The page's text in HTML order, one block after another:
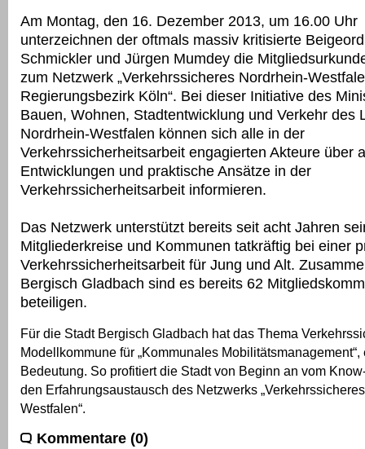
Am Montag, den 16. Dezember 2013, um 16.00 Uhr
unterzeichnen der oftmals massiv kritisierte
Schmickler und Jürgen Mumdey die
zum Netzwerk „Verkehrssicheres Nordrhein-
Regierungsbezirk Köln“. Bei dieser Initiative des
Bauen, Wohnen, Stadtentwicklung und Verkehr des
Nordrhein-Westfalen können sich alle in der
Verkehrssicherheitsarbeit engagierten Akteure über
Entwicklungen und praktische Ansätze in der
Verkehrssicherheitsarbeit informieren.
Das Netzwerk unterstützt bereits seit acht Jahren
Mitgliederkreise und Kommunen tatkräftig bei einer
Verkehrssicherheitsarbeit für Jung und Alt.
Bergisch Gladbach sind es bereits 62
beteiligen.
Für die Stadt Bergisch Gladbach hat das Thema
Modellkommune für „Kommunales
Bedeutung. So profitiert die Stadt von Beginn an vom
den Erfahrungsaustausch des Netzwerks
Westfalen“.
Kommentare (0)